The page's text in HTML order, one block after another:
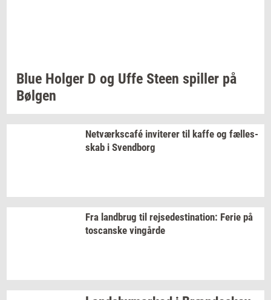
Blue Hol­ger D og Uffe Steen spil­ler på
Bøl­gen
Netværkscafé in­vi­te­rer til kaffe og fæl­les­
skab i Svend­borg
Fra land­brug til rej­se­desti­na­tion: Ferie på
toscan­ske vin­går­de